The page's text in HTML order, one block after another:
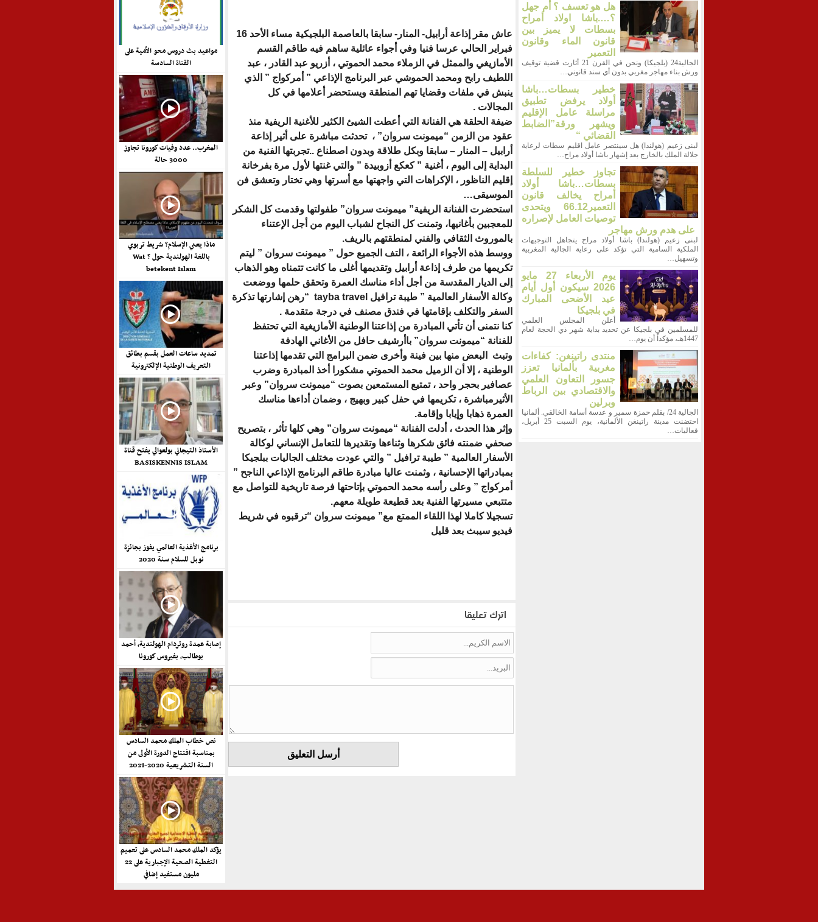
هل هو تعسف ؟ أم جهل
؟….باشا اولاد أمراح
بسطات لا يميز بين
قانون الماء وقانون
التعمير
الجالية24 (بلجيكا) ونحن في القرن 21 أثارت قضية توقيف
ورش بناء مهاجر مغربي بدون أي سند قانوني…
خطير بسطات…باشا
أولاد يرفض تطبيق
مراسلة عامل الإقليم
ويشهر ورقة”الضابط
القضائي “
لبنى زعيم (هولندا) هل سينتصر عامل اقليم سطات لرعاية
جلالة الملك بالخارج بعد إشهار باشا أولاد مراح…
تجاوز خطير للسلطة
بسطات…باشا أولاد
أمراح يخالف قانون
التعمير66.12 ويتحدى
توصيات العامل لإصراره
على هدم ورش مهاجر
لبنى زعيم (هولندا) باشا أولاد مراح يتجاهل التوجيهات
الملكية السامية التي تؤكد على رعاية الجالية المغربية
وتسهيل…
يوم الأربعاء 27 مايو
2026 سيكون أول أيام
عيد الأضحى المبارك
في بلجيكا
أعلن المجلس العلمي
للمسلمين في بلجيكا عن تحديد بداية شهر ذي الحجة لعام
1447هـ، مؤكداً أن يوم…
منتدى راتينغن: كفاءات
مغربية بألمانيا تعزز
جسور التعاون العلمي
والاقتصادي بين الرباط
وبرلين
الجالية 24/ بقلم حمزة سمير و عدسة أسامة الخالقي. ألمانيا
احتضنت مدينة راتينغن الألمانية، يوم السبت 25 أبريل،
فعاليات…
عاش مقر إذاعة أرابيل- المنار- سابقا بالعاصمة البلجيكية مساء الأحد 16
فبراير الحالي عرسا فنيا وفي أجواء عائلية ساهم فيه طاقم القسم
الأمازيغي والممثل في الزملاء محمد الحموتي ، أزريو عبد القادر ، عبد
اللطيف رابح ومحمد الحموشي عبر البرنامج الإذاعي ” أمركواج ” الذي
ينبش في ملفات وقضايا تهم المنطقة ويستحضر أعلامها في كل
المجالات .
ضيفة الحلقة هي الفنانة التي أعطت الشيئ الكثير للأغنية الريفية منذ
عقود من الزمن “ميمونت سروان” ، تحدثت مباشرة على أثير إذاعة
أرابيل – المنار – سابقا وبكل طلاقة وبدون اصطناع ..تجربتها الفنية من
البداية إلى اليوم ، أغنية ” كعكع أزوبيدة ” والتي غنتها لأول مرة بفرخانة
إقليم الناظور ، الإكراهات التي واجهتها مع أسرتها وهي تختار وتعشق فن
الموسيقى…
استحضرت الفنانة الريفية” ميمونت سروان” طفولتها وقدمت كل الشكر
للمعجبين بأغانيها، وتمنت كل النجاح لشباب اليوم من أجل الإعتناء
بالموروث الثقافي والفني لمنطقتهم بالريف.
ووسط هذه الأجواء الرائعة ، التف الجميع حول ” ميمونت سروان ” ليتم
تكريمها من طرف إذاعة أرابيل وتقديمها أغلى ما كانت تتمناه وهو الذهاب
إلى الديار المقدسة من أجل أداء مناسك العمرة وتحقق حلمها ووضعت
وكالة الأسفار العالمية ” طيبة ترافيل tayba travel “رهن إشارتها تذكرة
السفر والتكلف بإقامتها في فندق مصنف في درجة متقدمة .
كنا نتمنى أن تأتي المبادرة من إذاعتنا الوطنية الأمازيغية التي تحتفظ
للفنانة “ميمونت سروان” باأرشيف حافل من الأغاني الهادفة
وتبث البعض منها بين فينة وأخرى ضمن البرامج التي تقدمها إذاعتنا
الوطنية ، إلا أن الزميل محمد الحموتي مشكورا أخذ المبادرة وضرب
عصافير بحجر واحد ، تمتيع المستمعين بصوت “ميمونت سروان” وعبر
الأثيرمباشرة ، تكريمها في حفل كبير وبهيج ، وضمان أداءها مناسك
العمرة ذهابا وإيابا وإقامة.
وإثر هذا الحدث ، أدلت الفنانة “ميمونت سروان” وهي كلها تأثر ، بتصريح
صحفي ضمنته فائق شكرها وثناءها وتقديرها للتعامل الإنساني لوكالة
الأسفار العالمية ” طيبة ترافيل ” والتي عودت مختلف الجاليات ببلجيكا
بمبادراتها الإحسانية ، وثمنت عاليا مبادرة طاقم البرنامج الإذاعي الناجح ”
أمركواج ” وعلى رأسه محمد الحموتي بإتاحتها فرصة تاريخية للتواصل مع
متتبعي مسيرتها الفنية بعد قطيعة طويلة معهم.
تسجيلا كاملا لهذا اللقاء الممتع مع” ميمونت سروان “ترقبوه في شريط
فيديو سيبث بعد قليل
اترك تعليقا
مواعيد بث دروس محو الأمية على
القناة السادسة
المغرب.. عدد وفيات كورونا تجاوز
3000 حالة
ماذا يعني الإسلام؟ شريط تربوي
باللغة الهولندية حول ? Wat
betekent Islam
تمديد ساعات العمل بقسم بطائق
التعريف الوطنية الإلكترونية
الأستاذ التيجاني بولعوالي يفتح قناة
BASISKENNIS ISLAM
برنامج الأغذية العالمي يفوز بجائزة
نوبل للسلام سنة 2020
إصابة عمدة روتردام الهولندية، أحمد
بوطالب، بفيروس كورونا
نص خطاب الملك محمد السادس
بمناسبة افتتاح الدورة الأولى من
السنة التشريعية 2020-2021
يؤكد الملك محمد السادس على تعميم
التغطية الصحية الإجبارية على 22
مليون مستفيد إضافي